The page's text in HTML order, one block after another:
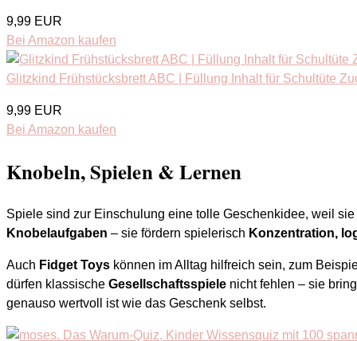
9,99 EUR
Bei Amazon kaufen
Glitzkind Frühstücksbrett ABC | Füllung Inhalt für Schultüte
9,99 EUR
Bei Amazon kaufen
Knobeln, Spielen & Lernen
Spiele sind zur Einschulung eine tolle Geschenkidee, weil
Knobelaufgaben – sie fördern spielerisch Konzentration,
Auch Fidget Toys können im Alltag hilfreich sein, zum
dürfen klassische Gesellschaftsspiele nicht fehlen – sie
genauso wertvoll ist wie das Geschenk selbst.